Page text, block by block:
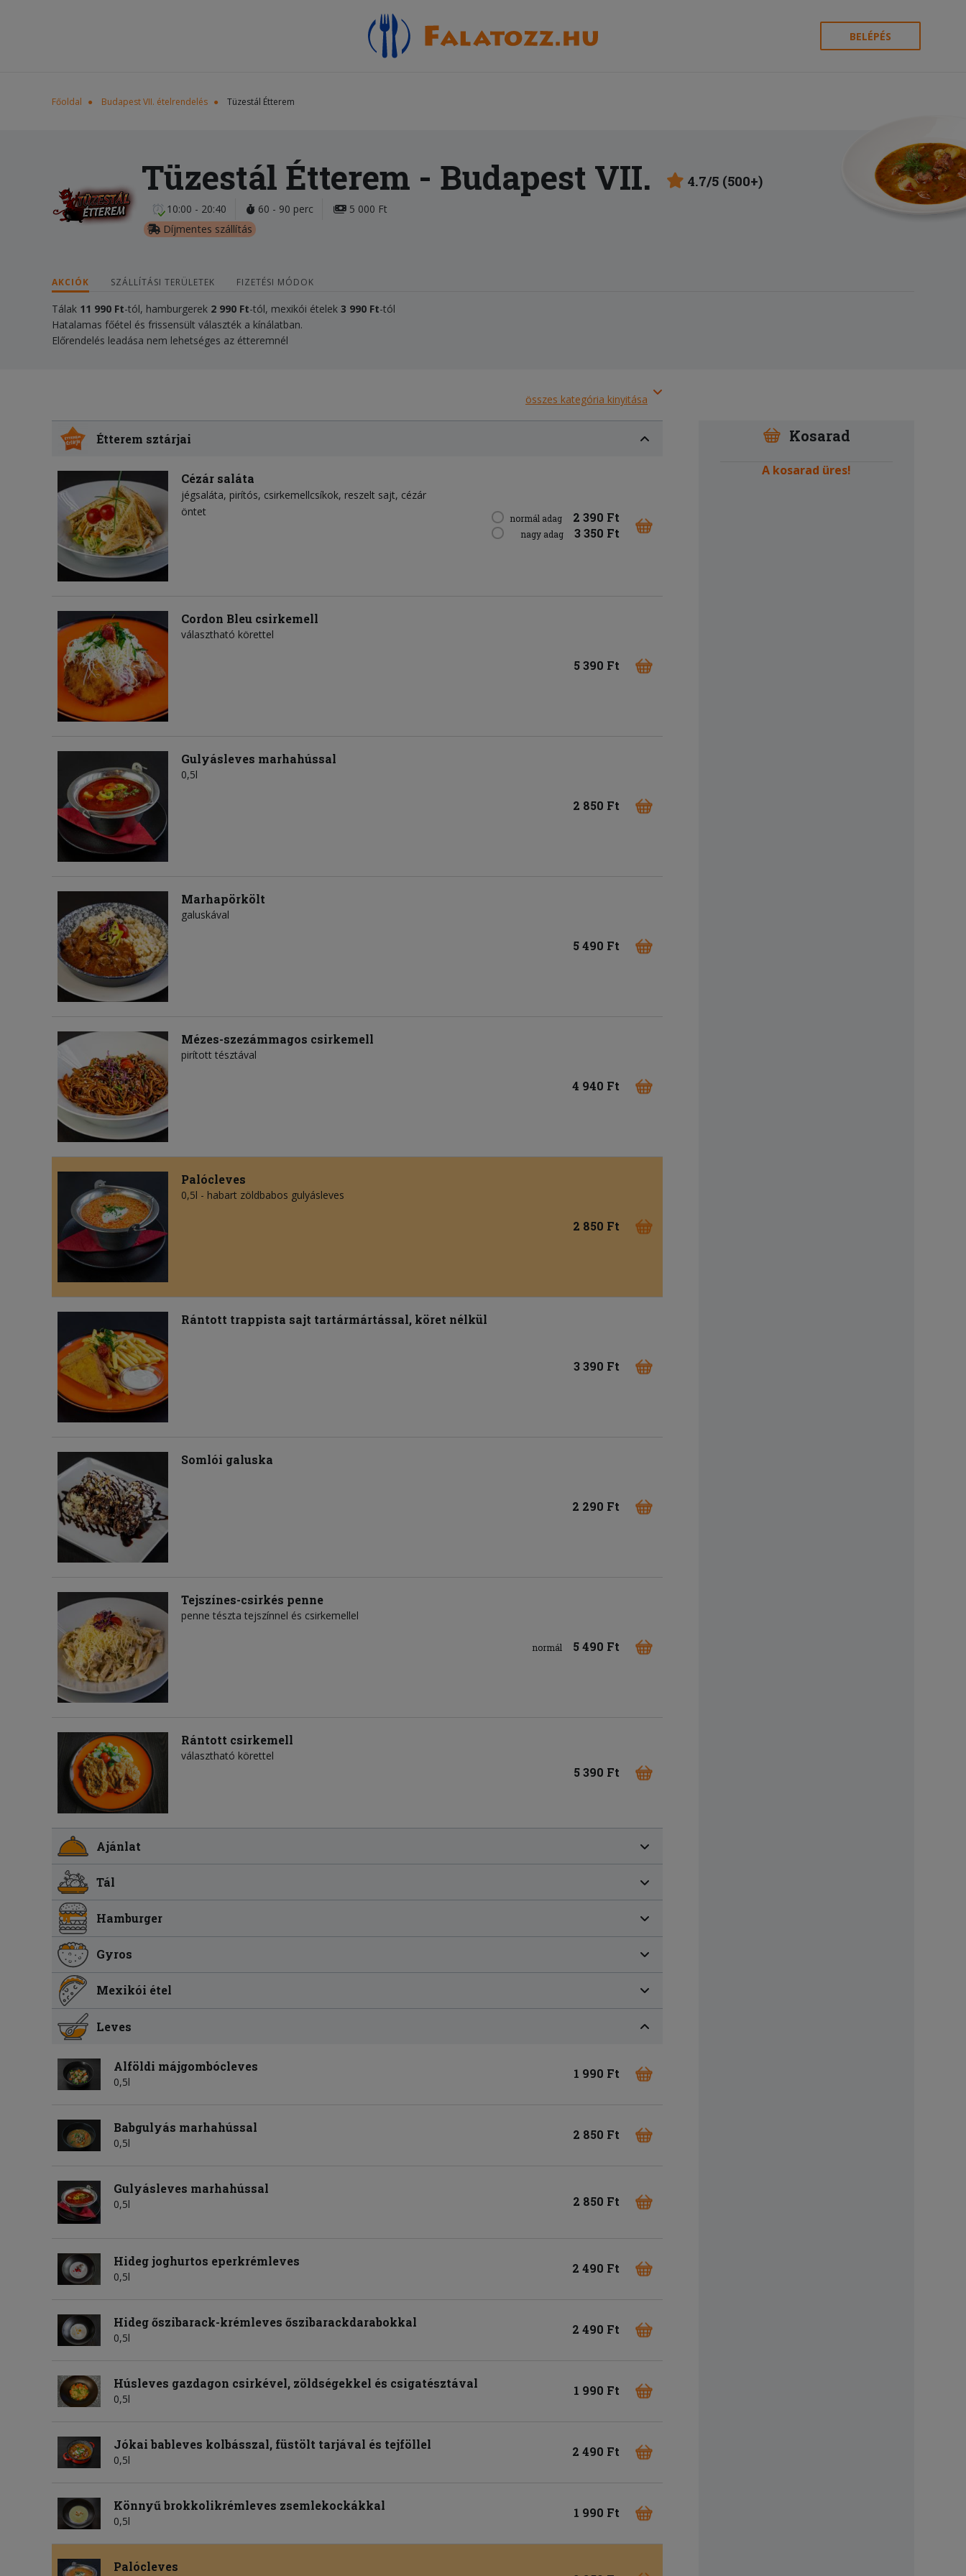
BELÉPÉS
Főoldal Budapest VII. ételrendelés Tüzestál Étterem
Tüzestál Étterem - Budapest VII. 4.7/5 (500+)
10:00 - 20:40 60 - 90 perc
5 000 Ft
Díjmentes szállítás
AKCIÓK SZÁLLÍTÁSI TERÜLETEK FIZETÉSI MÓDOK
Tálak 11 990 Ft-tól, hamburgerek 2 990 Ft-tól, mexikói ételek 3 990 Ft-tól
Hatalamas főétel és frissensült választék a kínálatban.
Előrendelés leadása nem lehetséges az étteremnél
összes kategória kinyitása
Étterem sztárjai
Cézár saláta
jégsaláta pirítós csirkemellcsíkok reszelt sajt cézár
öntet
normál adag 2 390 Ft
nagy adag 3 350 Ft
Cordon Bleu csirkemell
választható körettel
5 390 Ft
Gulyásleves marhahússal
0,5l
2 850 Ft
Marhapörkölt
galuskával
5 490 Ft
Mézes-szezámmagos csirkemell
pirított tésztával
4 940 Ft
Palócleves
0,5l - habart zöldbabos gulyásleves
2 850 Ft
Rántott trappista sajt tartármártással, köret nélkül
3 390 Ft
Somlói galuska
2 290 Ft
Tejszínes-csirkés penne
penne tészta tejszínnel és csirkemellel
normál 5 490 Ft
Rántott csirkemell
választható körettel
5 390 Ft
Ajánlat
Tál
Hamburger
Gyros
Mexikói étel
Leves
Alföldi májgombócleves
0,5l
1 990 Ft
Babgulyás marhahússal
0,5l
2 850 Ft
Gulyásleves marhahússal
0,5l 2 850 Ft
Hideg joghurtos eperkrémleves
0,5l
2 490 Ft
Hideg őszibarack-krémleves őszibarackdarabokkal
0,5l
2 490 Ft
Húsleves gazdagon csirkével, zöldségekkel és csigatésztával
0,5l
1 990 Ft
Jókai bableves kolbásszal, füstölt tarjával és tejföllel
0,5l
2 490 Ft
Könnyű brokkolikrémleves zsemlekockákkal
0,5l
1 990 Ft
Palócleves
Kosarad
A kosarad üres!